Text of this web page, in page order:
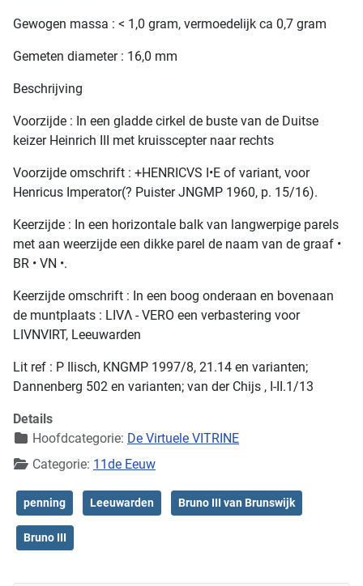
Gewogen massa : < 1,0 gram, vermoedelijk ca 0,7 gram
Gemeten diameter : 16,0 mm
Beschrijving
Voorzijde : In een gladde cirkel de buste van de Duitse
keizer Heinrich III met kruisscepter naar rechts
Voorzijde omschrift : +HENRICVS I•E of variant, voor
Henricus Imperator(? Puister JNGMP 1960, p. 15/16).
Keerzijde : In een horizontale balk van langwerpige parels
met aan weerzijde een dikke parel de naam van de graaf •
BR • VN •.
Keerzijde omschrift : In een boog onderaan en bovenaan
de muntplaats : LIVΛ - VERO een verbastering voor
LIVNVIRT, Leeuwarden
Lit ref : P Ilisch, KNGMP 1997/8, 21.14 en varianten;
Dannenberg 502 en varianten; van der Chijs , I-II.1/13
Details
Hoofdcategorie: De Virtuele VITRINE
Categorie: 11de Eeuw
penning Leeuwarden Bruno III van Brunswijk
Bruno III